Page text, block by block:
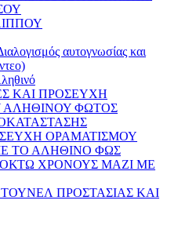
αυτογνωσίας και
ΚΑΙ ΠΡΟΣΕΥΧΗ
ΑΛΗΘΙΝΟΥ ΦΩΤΟΣ
ΟΡΑΜΑΤΙΣΜΟΥ
ΤΟ ΑΛΗΘΙΝΟ ΦΩΣ
ΧΡΟΝΟΥΣ ΜΑΖΙ ΜΕ
ΠΡΟΣΤΑΣΙΑΣ ΚΑΙ